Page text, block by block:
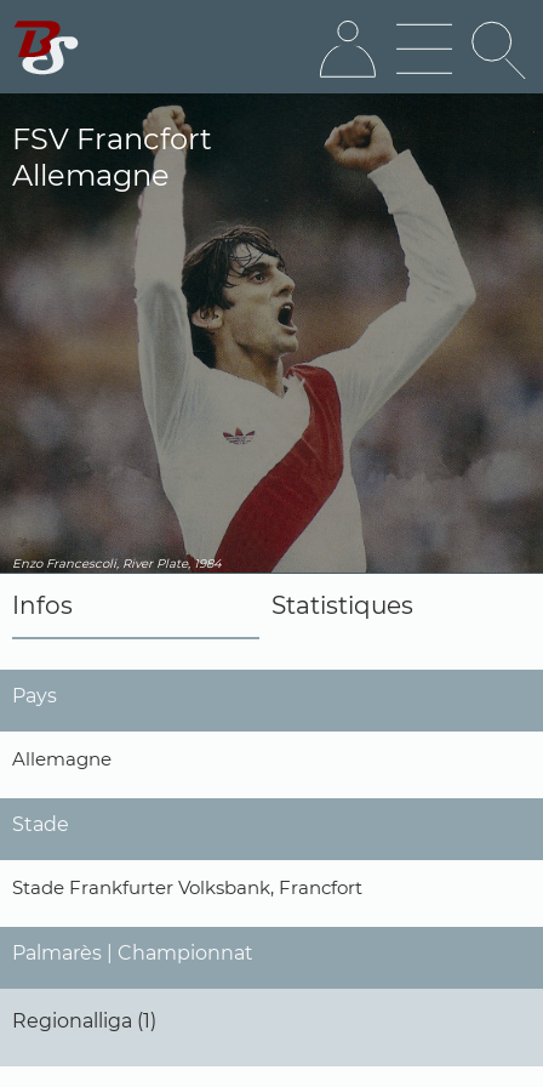
FSV Francfort
Allemagne
Enzo Francescoli, River Plate, 1984
Infos Statistiques
Pays
Allemagne
Stade
Stade Frankfurter Volksbank, Francfort
Palmarès | Championnat
Regionalliga (1)